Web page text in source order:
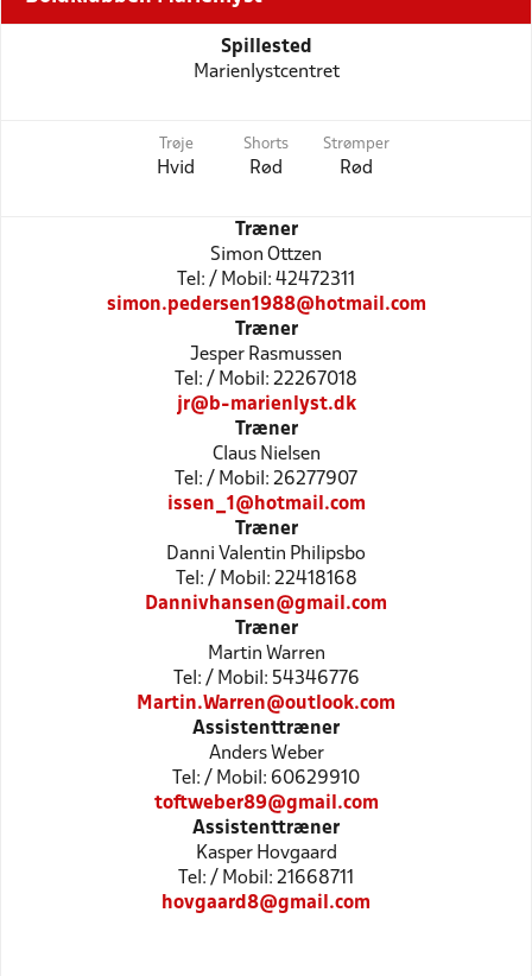
Spillested
Marienlystcentret
Trøje
Hvid
Shorts
Rød
Strømper
Rød
Træner
Simon Ottzen
Tel: / Mobil: 42472311
simon.pedersen1988@hotmail.com
Træner
Jesper Rasmussen
Tel: / Mobil: 22267018
jr@b-marienlyst.dk
Træner
Claus Nielsen
Tel: / Mobil: 26277907
issen_1@hotmail.com
Træner
Danni Valentin Philipsbo
Tel: / Mobil: 22418168
Dannivhansen@gmail.com
Træner
Martin Warren
Tel: / Mobil: 54346776
Martin.Warren@outlook.com
Assistenttræner
Anders Weber
Tel: / Mobil: 60629910
toftweber89@gmail.com
Assistenttræner
Kasper Hovgaard
Tel: / Mobil: 21668711
hovgaard8@gmail.com